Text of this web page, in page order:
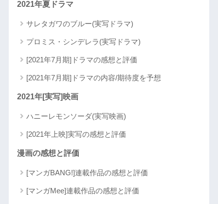
2021年夏ドラマ
サレタガワのブルー(実写ドラマ)
プロミス・シンデレラ(実写ドラマ)
[2021年7月期]ドラマの感想と評価
[2021年7月期]ドラマの内容/期待度を予想
2021年[実写]映画
ハニーレモンソーダ(実写映画)
[2021年上映]実写の感想と評価
漫画の感想と評価
[マンガBANG!]連載作品の感想と評価
[マンガMee]連載作品の感想と評価